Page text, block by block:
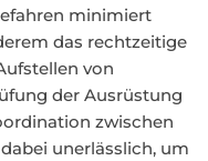
minimiert
das rechtzeitige
von
der Ausrüstung
zwischen
unerlässlich, um